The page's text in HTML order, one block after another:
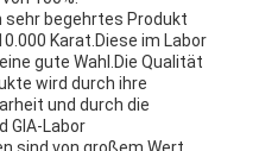
sehr begehrtes Produkt
Karat.Diese im Labor
gute Wahl.Die Qualität
wird durch ihre
und durch die
GIA-Labor